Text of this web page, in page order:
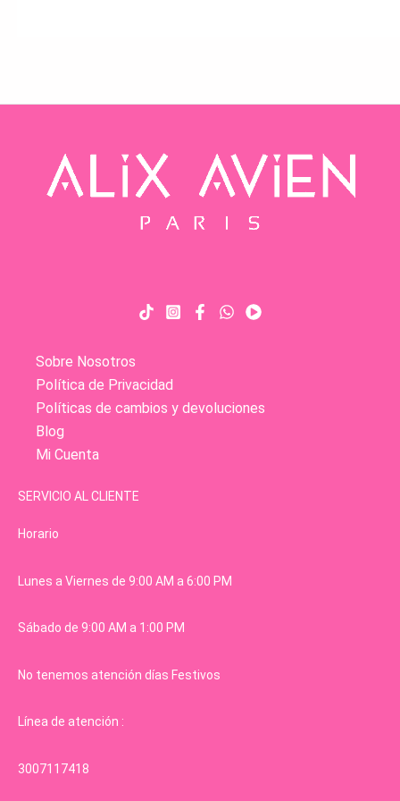
Sobre Nosotros
Política de Privacidad
Políticas de cambios y devoluciones
Blog
Mi Cuenta
SERVICIO AL CLIENTE
Horario
Lunes a Viernes de 9:00 AM a 6:00 PM
Sábado de 9:00 AM a 1:00 PM
No tenemos atención días Festivos
Línea de atención :
3007117418